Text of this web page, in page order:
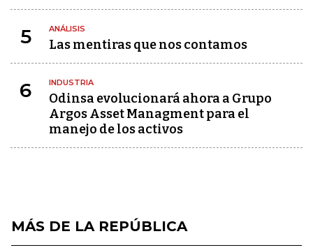
5 ANÁLISIS
Las mentiras que nos contamos
6 INDUSTRIA
Odinsa evolucionará ahora a Grupo
Argos Asset Managment para el
manejo de los activos
MÁS DE LA REPÚBLICA